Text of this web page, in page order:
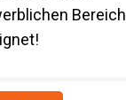
Bereich